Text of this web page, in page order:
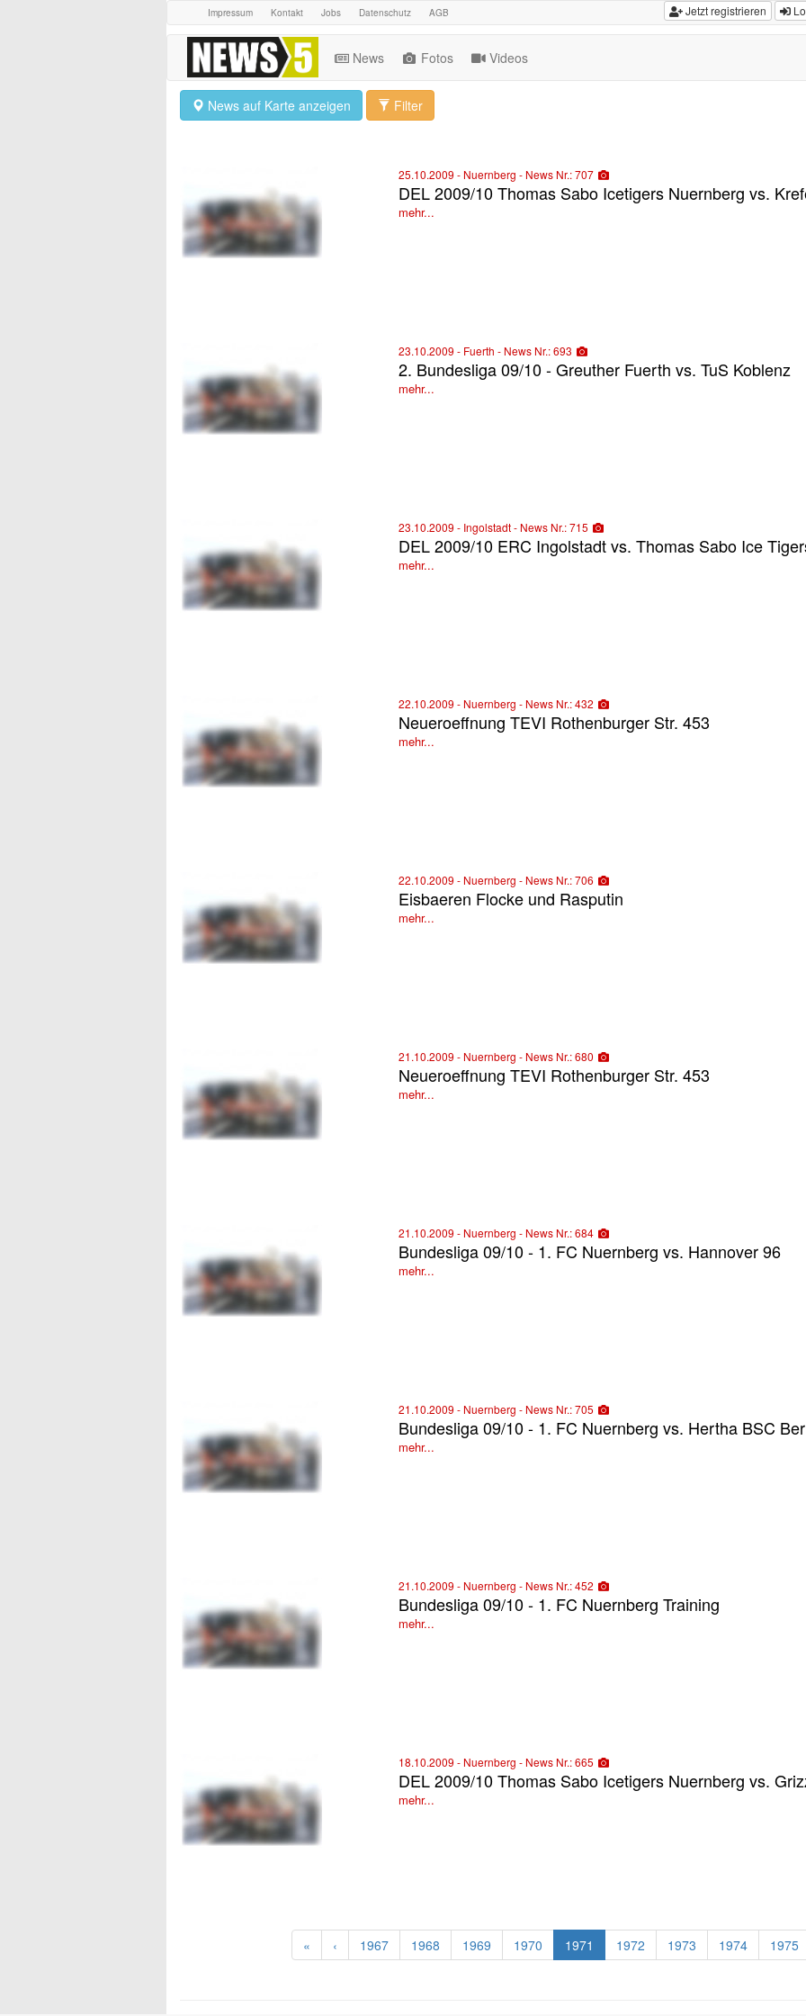
Jetzt registrieren
Impressum Kontakt Jobs Datenschutz AGB
News Fotos Videos
News auf Karte anzeigen Filter
25.10.2009 - Nuernberg - News Nr.: 707
DEL 2009/10 Thomas Sabo Icetigers Nuernberg vs.
mehr...
23.10.2009 - Fuerth - News Nr.: 693
2. Bundesliga 09/10 - Greuther Fuerth vs. TuS Koblenz
mehr...
23.10.2009 - Ingolstadt - News Nr.: 715
DEL 2009/10 ERC Ingolstadt vs. Thomas Sabo Ice
mehr...
22.10.2009 - Nuernberg - News Nr.: 432
Neueroeffnung TEVI Rothenburger Str. 453
mehr...
22.10.2009 - Nuernberg - News Nr.: 706
Eisbaeren Flocke und Rasputin
mehr...
21.10.2009 - Nuernberg - News Nr.: 680
Neueroeffnung TEVI Rothenburger Str. 453
mehr...
21.10.2009 - Nuernberg - News Nr.: 684
Bundesliga 09/10 - 1. FC Nuernberg vs. Hannover 96
mehr...
21.10.2009 - Nuernberg - News Nr.: 705
Bundesliga 09/10 - 1. FC Nuernberg vs. Hertha BSC
mehr...
21.10.2009 - Nuernberg - News Nr.: 452
Bundesliga 09/10 - 1. FC Nuernberg Training
mehr...
18.10.2009 - Nuernberg - News Nr.: 665
DEL 2009/10 Thomas Sabo Icetigers Nuernberg vs.
mehr...
« ‹ 1967 1968 1969 1970 1971 1972 1973 1974 1975